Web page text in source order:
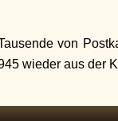
von
wieder aus der